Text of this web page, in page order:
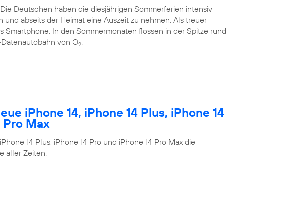
Deutschen haben die diesjährigen Sommerferien intensiv
und abseits der Heimat eine Auszeit zu nehmen. Als treuer
Smartphone. In den Sommermonaten flossen in der Spitze rund
von O2.
iPhone 14, iPhone 14 Plus, iPhone 14
Pro Max
14 Plus, iPhone 14 Pro und iPhone 14 Pro Max die
aller Zeiten.